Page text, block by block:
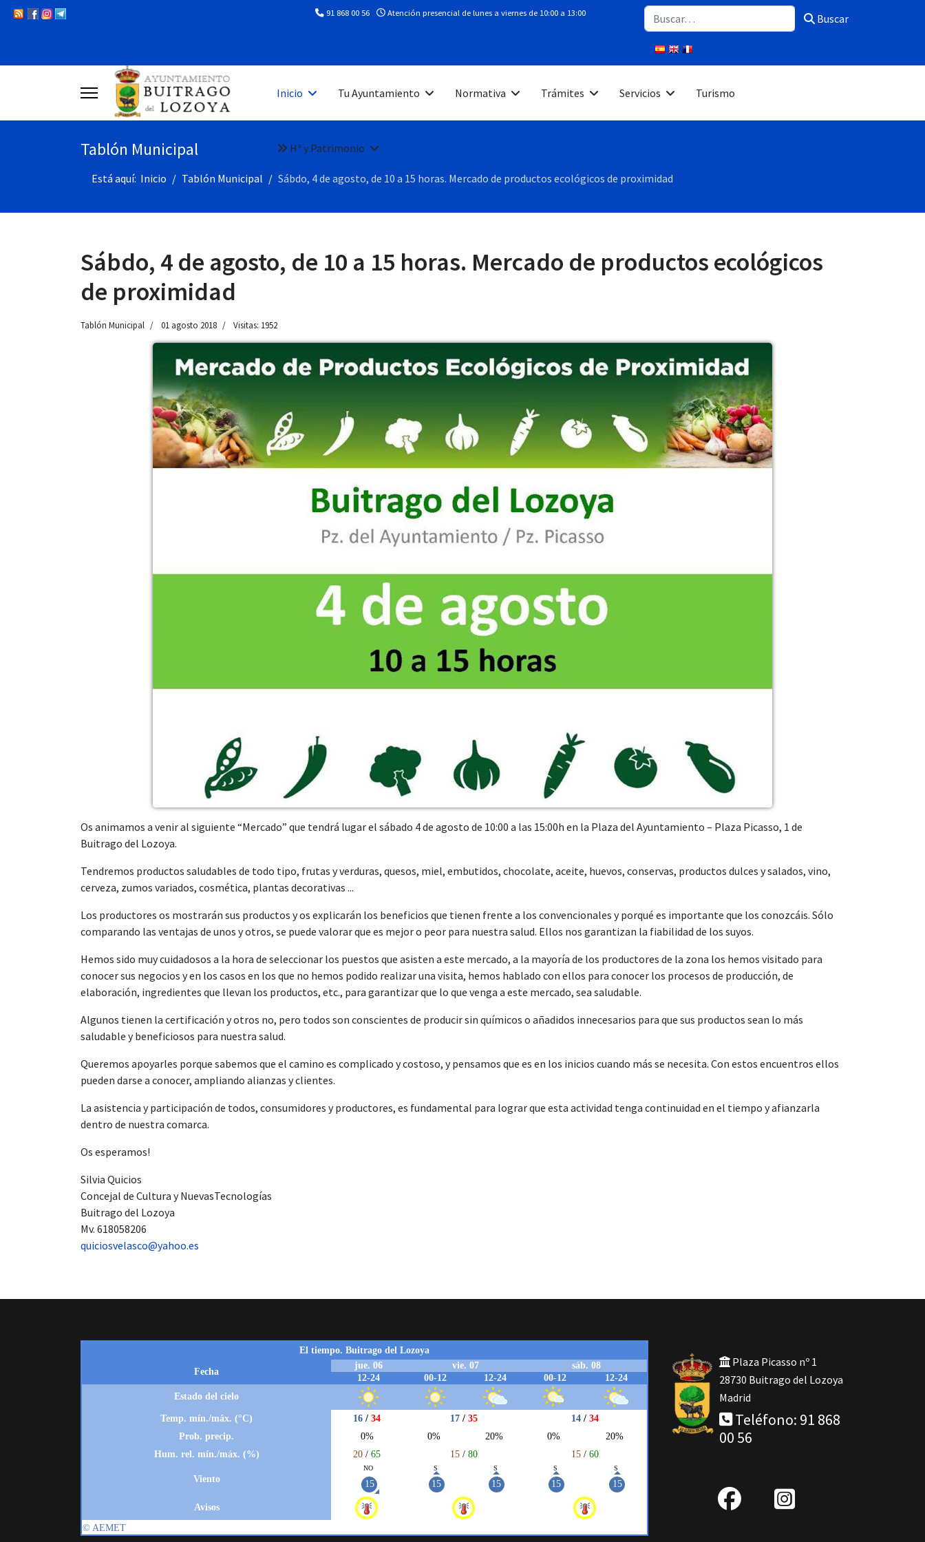
91 868 00 56 Atención presencial de lunes a viernes de 10:00 a 13:00 Buscar Buscar
Inicio Tu Ayuntamiento Normativa Trámites Servicios Turismo
Hª y Patrimonio
Tablón Municipal
Está aquí: Inicio Tablón Municipal Sábdo, 4 de agosto, de 10 a 15 horas. Mercado de productos ecológicos de proximidad
Sábdo, 4 de agosto, de 10 a 15 horas. Mercado de productos ecológicos
de proximidad
Tablón Municipal 01 agosto 2018 Visitas: 1952
Os animamos a venir al siguiente “Mercado” que tendrá lugar el sábado 4 de agosto de 10:00 a las 15:00h en la Plaza del Ayuntamiento – Plaza Picasso, 1 de
Buitrago del Lozoya.
Tendremos productos saludables de todo tipo, frutas y verduras, quesos, miel, embutidos, chocolate, aceite, huevos, conservas, productos dulces y salados, vino,
cerveza, zumos variados, cosmética, plantas decorativas ...
Los productores os mostrarán sus productos y os explicarán los beneficios que tienen frente a los convencionales y porqué es importante que los conozcáis. Sólo
comparando las ventajas de unos y otros, se puede valorar que es mejor o peor para nuestra salud. Ellos nos garantizan la fiabilidad de los suyos.
Hemos sido muy cuidadosos a la hora de seleccionar los puestos que asisten a este mercado, a la mayoría de los productores de la zona los hemos visitado para
conocer sus negocios y en los casos en los que no hemos podido realizar una visita, hemos hablado con ellos para conocer los procesos de producción, de
elaboración, ingredientes que llevan los productos, etc., para garantizar que lo que venga a este mercado, sea saludable.
Algunos tienen la certificación y otros no, pero todos son conscientes de producir sin químicos o añadidos innecesarios para que sus productos sean lo más
saludable y beneficiosos para nuestra salud.
Queremos apoyarles porque sabemos que el camino es complicado y costoso, y pensamos que es en los inicios cuando más se necesita. Con estos encuentros ellos
pueden darse a conocer, ampliando alianzas y clientes.
La asistencia y participación de todos, consumidores y productores, es fundamental para lograr que esta actividad tenga continuidad en el tiempo y afianzarla
dentro de nuestra comarca.
Os esperamos!
Silvia Quicios
Concejal de Cultura y NuevasTecnologías
Buitrago del Lozoya
Mv. 618058206
quiciosvelasco@yahoo.es
Plaza Picasso nº 1
28730 Buitrago del Lozoya
Madrid
Teléfono: 91 868
00 56
fab
IG